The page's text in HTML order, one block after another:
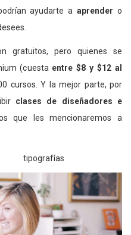
ayudarte aaprender o
gratuitos, pero quienes se
(cuesta entre $8 y $12 al
cursos. Y la mejor parte, por
clases de diseñadores e
que les mencionaremos a